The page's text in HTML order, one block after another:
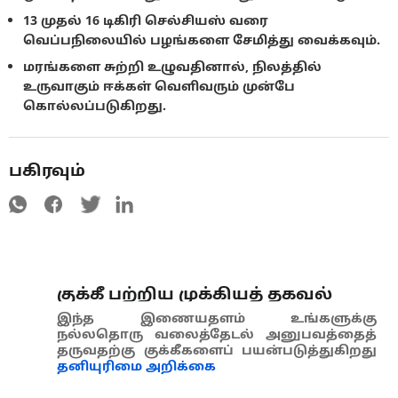
13 முதல் 16 டிகிரி செல்சியஸ் வரை
வெப்பநிலையில் பழங்களை சேமித்து வைக்கவும்.
மரங்களை சுற்றி உழுவதினால், நிலத்தில்
உருவாகும் ஈக்கள் வெளிவரும் முன்பே
கொல்லப்படுகிறது.
பகிரவும்
குக்கீ பற்றிய முக்கியத் தகவல்
இந்த இணையதளம் உங்களுக்கு
நல்லதொரு வலைத்தேடல் அனுபவத்தைத்
தருவதற்கு குக்கீகளைப் பயன்படுத்துகிறது
தனியுரிமை அறிக்கை